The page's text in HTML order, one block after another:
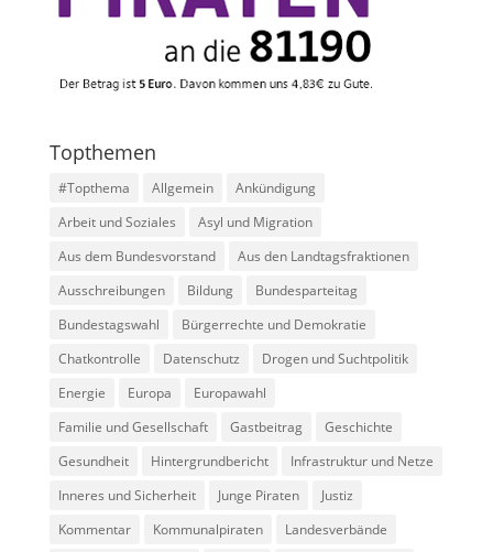
Topthemen
#Topthema Allgemein
Ankündigung
Arbeit und Soziales
Asyl und Migration
Aus dem Bundesvorstand
Aus den Landtagsfraktionen
Ausschreibungen
Bildung
Bundesparteitag
Bundestagswahl
Bürgerrechte und Demokratie
Chatkontrolle
Datenschutz
Drogen und Suchtpolitik
Energie
Europa
Europawahl
Familie und Gesellschaft
Gastbeitrag
Geschichte
Gesundheit
Hintergrundbericht
Infrastruktur und Netze
Inneres und Sicherheit
Junge Piraten
Justiz
Kommentar
Kommunalpiraten
Landesverbände